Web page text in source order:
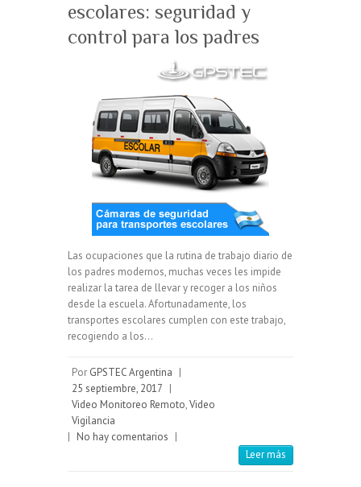
escolares: seguridad y
control para los padres
Las ocupaciones que la rutina de trabajo diario de
los padres modernos, muchas veces les impide
realizar la tarea de llevar y recoger a los niños
desde la escuela. Afortunadamente, los
transportes escolares cumplen con este trabajo,
recogiendo a los…
Por GPSTEC Argentina |
25 septiembre, 2017 |
Video Monitoreo Remoto,Video
Vigilancia
| No hay comentarios |
Leer más